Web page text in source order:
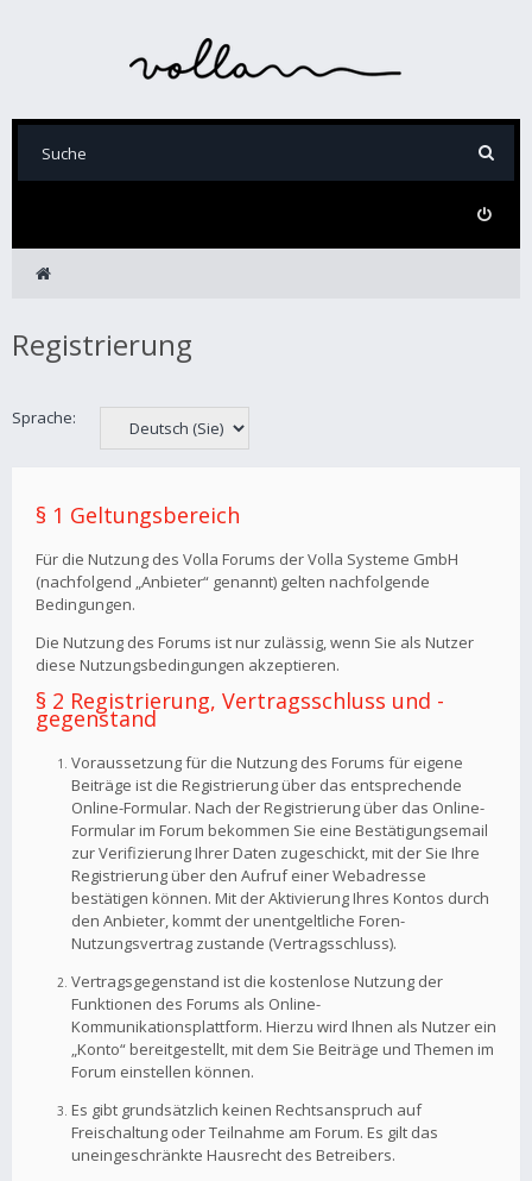
Registrierung
Sprache:
§ 1 Geltungsbereich
Für die Nutzung des Volla Forums der Volla Systeme GmbH
(nachfolgend „Anbieter“ genannt) gelten nachfolgende
Bedingungen.
Die Nutzung des Forums ist nur zulässig, wenn Sie als Nutzer
diese Nutzungsbedingungen akzeptieren.
§ 2 Registrierung, Vertragsschluss und -
gegenstand
Voraussetzung für die Nutzung des Forums für eigene
Beiträge ist die Registrierung über das entsprechende
Online-Formular. Nach der Registrierung über das Online-
Formular im Forum bekommen Sie eine Bestätigungsemail
zur Verifizierung Ihrer Daten zugeschickt, mit der Sie Ihre
Registrierung über den Aufruf einer Webadresse
bestätigen können. Mit der Aktivierung Ihres Kontos durch
den Anbieter, kommt der unentgeltliche Foren-
Nutzungsvertrag zustande (Vertragsschluss).
Vertragsgegenstand ist die kostenlose Nutzung der
Funktionen des Forums als Online-
Kommunikationsplattform. Hierzu wird Ihnen als Nutzer ein
„Konto“ bereitgestellt, mit dem Sie Beiträge und Themen im
Forum einstellen können.
Es gibt grundsätzlich keinen Rechtsanspruch auf
Freischaltung oder Teilnahme am Forum. Es gilt das
uneingeschränkte Hausrecht des Betreibers.